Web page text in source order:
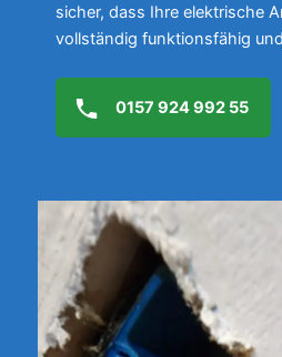
sicher, dass Ihre elektrische
vollständig funktionsfähig
0157 924 992 55